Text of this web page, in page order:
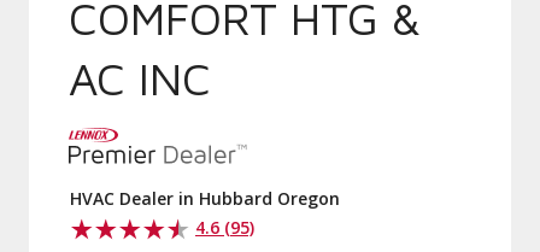
COMFORT HTG &
AC INC
HVAC Dealer in Hubbard Oregon
4.6 (95)